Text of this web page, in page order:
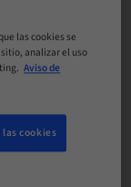
las cookies se
analizar el uso
Aviso de
cookies